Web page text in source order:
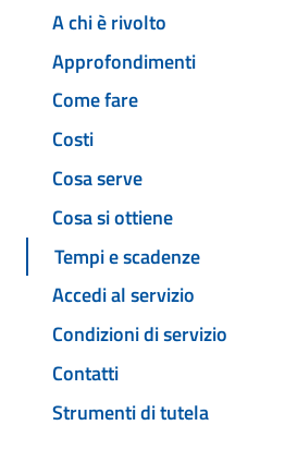
A chi è rivolto
Approfondimenti
Come fare
Costi
Cosa serve
Cosa si ottiene
Tempi e scadenze
Accedi al servizio
Condizioni di servizio
Contatti
Strumenti di tutela